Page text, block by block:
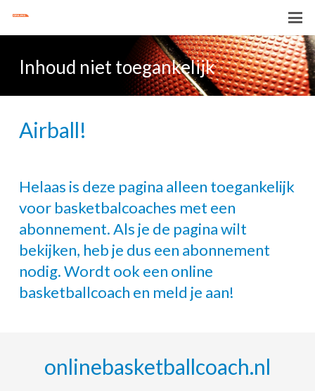
Inhoud niet toegankelijk
Airball!
Helaas is deze pagina alleen toegankelijk
voor basketbalcoaches met een
abonnement. Als je de pagina wilt
bekijken, heb je dus een abonnement
nodig. Wordt ook een online
basketballcoach en meld je aan!
onlinebasketballcoach.nl